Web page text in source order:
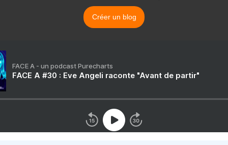
Créer un blog
FACE A - un podcast Purecharts
FACE A #30 : Eve Angeli raconte "Avant de partir"